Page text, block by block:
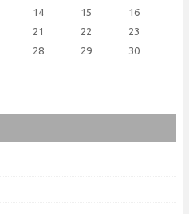
14 15
16
21 22
23
28 29
30